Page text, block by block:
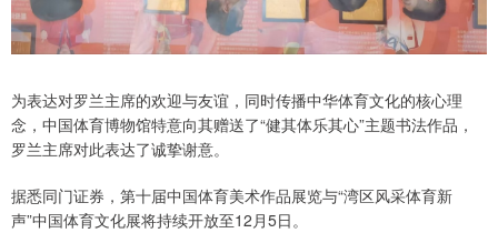
为表达对罗兰主席的欢迎与友谊，同时传播中华体育文化的核心理
念，中国体育博物馆特意向其赠送了“健其体乐其心”主题书法作品，
罗兰主席对此表达了诚挚谢意。
据悉同门证券，第十届中国体育美术作品展览与“湾区风采体育新
声”中国体育文化展将持续开放至12月5日。